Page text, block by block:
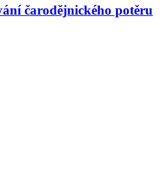
čarodějnického potěru